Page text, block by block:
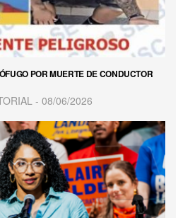
POR MUERTE DE CONDUCTOR
08/06/2026